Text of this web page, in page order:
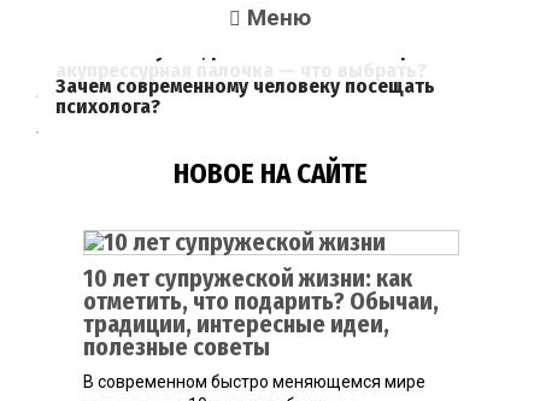
Меню
акупрессурная палочка — что выбрать?
Зачем современному человеку посещать
психолога?
НОВОЕ НА САЙТЕ
10 лет супружеской жизни: как
отметить, что подарить? Обычаи,
традиции, интересные идеи,
полезные советы
В современном быстро меняющемся мире